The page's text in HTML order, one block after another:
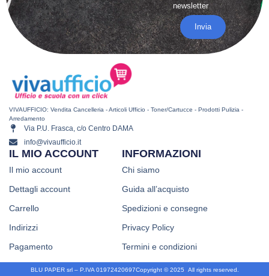
newsletter
Invia
VIVAUFFICIO: Vendita Cancelleria - Articoli Ufficio - Toner/Cartucce - Prodotti Pulizia -
Arredamento
Via P.U. Frasca, c/o Centro DAMA
info@vivaufficio.it
INFORMAZIONI
Chi siamo
Guida all’acquisto
Spedizioni e consegne
Privacy Policy
Termini e condizioni
IL MIO ACCOUNT
Il mio account
Dettagli account
Carrello
Indirizzi
Pagamento
Copyright © 2025. All rights reserved.
BLU PAPER srl – P.IVA 01972420697